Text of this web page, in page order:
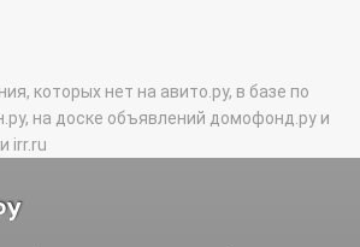
которых нет на авито.ру, в базе по
на доске объявлений домофонд.ру и
irr.ru